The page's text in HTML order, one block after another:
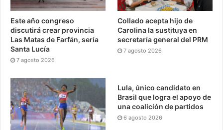
Este año congreso
discutirá crear provincia
Las Matas de Farfán, sería
Santa Lucía
7 agosto 2026
Collado acepta hijo de
Carolina la sustituya en
secretaría general del PRM
7 agosto 2026
Lula, único candidato en
Brasil que logra el apoyo de
una coalición de partidos
6 agosto 2026